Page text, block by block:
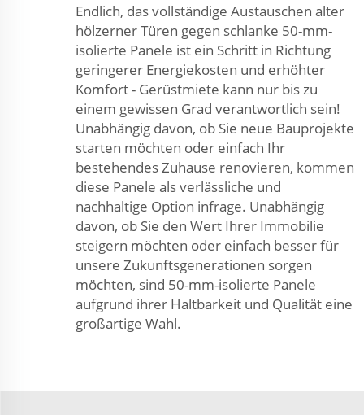
Endlich, das vollständige Austauschen alter
hölzerner Türen gegen schlanke 50-mm-
isolierte Panele ist ein Schritt in Richtung
geringerer Energiekosten und erhöhter
Komfort - Gerüstmiete kann nur bis zu
einem gewissen Grad verantwortlich sein!
Unabhängig davon, ob Sie neue Bauprojekte
starten möchten oder einfach Ihr
bestehendes Zuhause renovieren, kommen
diese Panele als verlässliche und
nachhaltige Option infrage. Unabhängig
davon, ob Sie den Wert Ihrer Immobilie
steigern möchten oder einfach besser für
unsere Zukunftsgenerationen sorgen
möchten, sind 50-mm-isolierte Panele
aufgrund ihrer Haltbarkeit und Qualität eine
großartige Wahl.